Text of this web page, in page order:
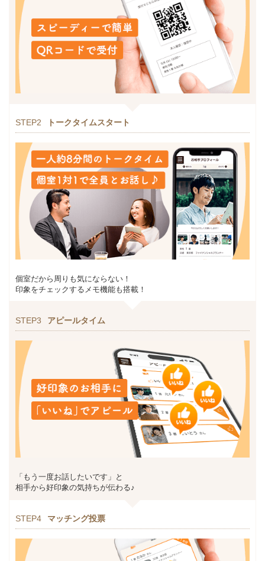
STEP2 トークタイムスタート
個室だから周りも気にならない！
印象をチェックするメモ機能も搭載！
STEP3 アピールタイム
「もう一度お話したいです」と
相手から好印象の気持ちが伝わる♪
STEP4 マッチング投票